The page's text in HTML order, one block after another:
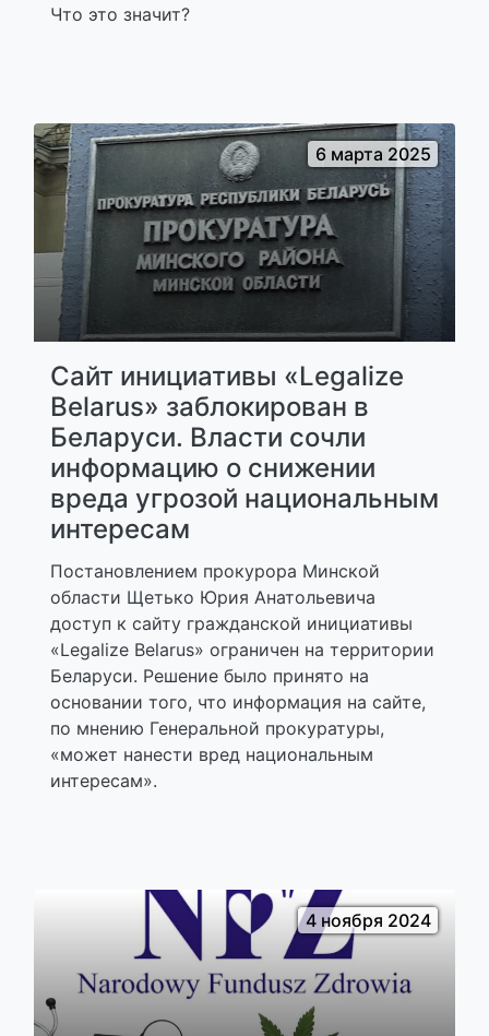
Что это значит?
6 марта 2025
Сайт инициативы «Legalize
Belarus» заблокирован в
Беларуси. Власти сочли
информацию о снижении
вреда угрозой национальным
интересам
Постановлением прокурора Минской
области Щетько Юрия Анатольевича
доступ к сайту гражданской инициативы
«Legalize Belarus» ограничен на территории
Беларуси. Решение было принято на
основании того, что информация на сайте,
по мнению Генеральной прокуратуры,
«может нанести вред национальным
интересам».
4 ноября 2024